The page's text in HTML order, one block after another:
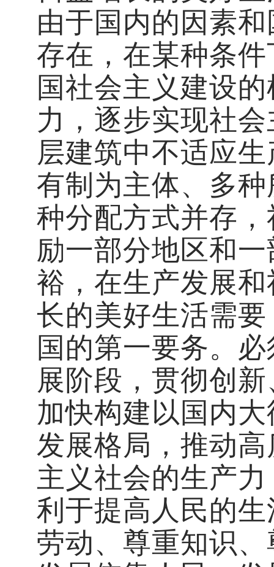
由于国内的因素
存在，在某种条
国社会主义建设
力，逐步实现社
层建筑中不适应
有制为主体、多
种分配方式并存
励一部分地区和
裕，在生产发展
长的美好生活需
国的第一要务。
展阶段，贯彻创
加快构建以国内
发展格局，推动
主义社会的生产
利于提高人民的
劳动、尊重知识